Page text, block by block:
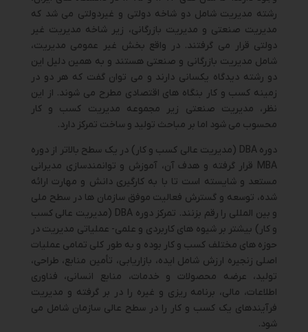
رشته مدیریت شامل دو شاخه دولتی و غیردولتی می شد که
مدیریت صنعتی و مدیریت بازرگانی، زیر شاخه مدیریت غیر
دولتی قرار می گرفتند. در واقع بخش غیر عمومی مدیریت،
شامل مدیریت بازرگانی و صنعتی هستند و به همین دلیل این
دو رشته دیدگاه یکسانی دارند و می توان گفت که هر دو در
زمینه کسب و کار بنگاه های اقتصادی مطرح می شوند. از این
نظر، مدیریت صنعتی زیر مجموعه مدیریت کسب و کار
محسوب می شود اما بر مباحث تولید و ساخت تمرکز دارد.
دوره DBA (مدیریت عالی کسب و کار) در یک سطح بالاتر از دوره
MBA قرار گرفته و هدف آن، آموزش و توانمندسازی مدیرانی
مستعد و شایسته است تا با به کارگیری دانش و مهارت ارائه
شده، توسعه و گسترش فعالیت موفق سازمان ها در سطح ملی
و بین المللی را رقم بزنند. تمرکز دوره DBA (مدیریت عالی کسب
و کار) بیشتر بر شیوه های کاربردی و علمی- عملیاتی مدیریت در
حوزه های مختلف کسب و کار بوده و به طور کلی تمامی عملیات
اصلی زنجیره ارزش شامل ایده، بازاریابی، تأمین منابع، طراحی،
تولید، عرضه محصولات و خدمات، منابع انسانی، فناوری
اطلاعات، مالی، برنامه ریزی و غیره را در بر گرفته و مدیریت
فرآیندهای یک کسب و کار را در سطح عالی سازمان شامل می
شود.